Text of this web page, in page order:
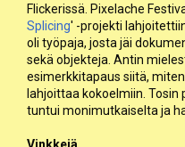
Flickerissä. Pixelache
Splicing' -projekti
oli työpaja, josta jäi
sekä objekteja. Antin
esimerkkitapaus siitä,
lahjoittaa kokoelmiin. Tosin
tuntui monimutkaiselta ja
Vinkkejä